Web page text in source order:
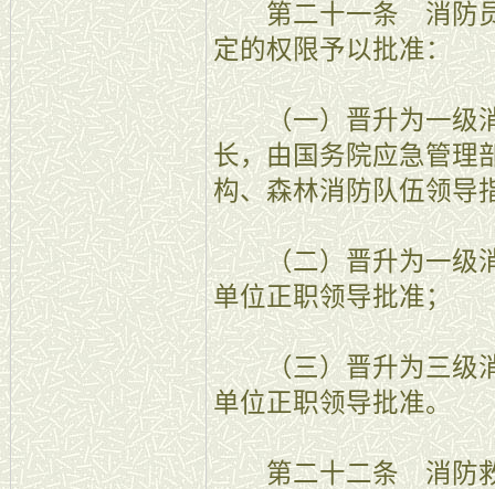
第二十一条 消防员
定的权限予以批准：
（一）晋升为一级消
长，由国务院应急管理
构、森林消防队伍领导
（二）晋升为一级消
单位正职领导批准；
（三）晋升为三级消
单位正职领导批准。
第二十二条 消防救